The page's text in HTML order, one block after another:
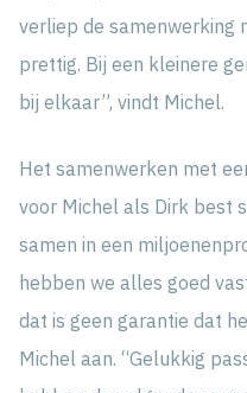
verliep de samenwerking
prettig. Bij een kleinere
bij elkaar”, vindt Michel.
Het samenwerken met
voor Michel als Dirk best
samen in een
hebben we alles goed
dat is geen garantie dat
Michel aan. “Gelukkig